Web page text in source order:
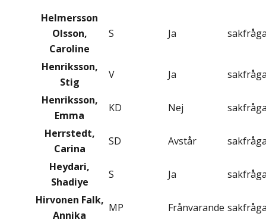
Helmersson
Olsson,
Caroline
S Ja
Henriksson,
Stig
V Ja
Henriksson,
Emma
KD Nej
Herrstedt,
Carina
SD Avstår
Heydari,
Shadiye
S Ja
Hirvonen Falk,
Annika
MP Frånvarande